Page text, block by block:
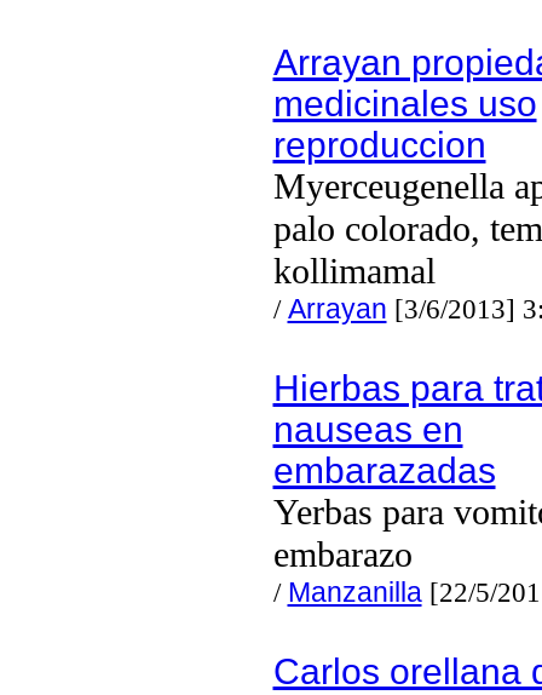
Arrayan
medicinales uso
reproduccion
Myerceugenella
palo colorado,
kollimamal
/Arrayan [3/6/2013]
Hierbas para
nauseas en
embarazadas
Yerbas para
embarazo
/ Manzanilla[22/5/
Carlos orellana